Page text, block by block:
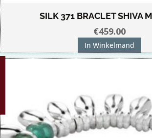
SILK 371 BRACLET SHIVA
€459.00
In Winkelmand